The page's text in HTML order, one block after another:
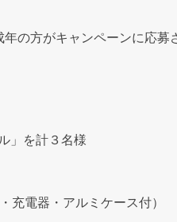
の方がキャンペーンに応募
」を計３名様
電器・アルミケース付）